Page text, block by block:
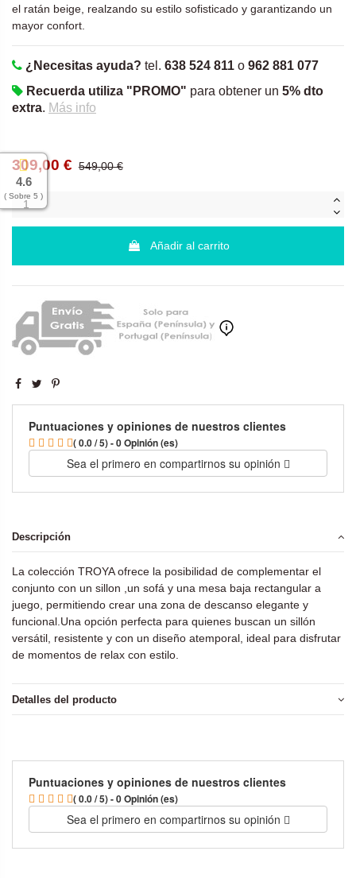
4.6
( Sobre 5 )
el ratán beige, realzando su estilo sofisticado y garantizando un
mayor confort.
¿Necesitas ayuda? tel. 638 524 811 o 962 881 077
Recuerda utiliza "PROMO" para obtener un 5% dto
extra. Más info
309,00 € 549,00 €
Añadir al carrito
Puntuaciones y opiniones de nuestros clientes
( 0.0 / 5) - 0 Opinión (es)
Sea el primero en compartirnos su opinión
Descripción
La colección TROYA ofrece la posibilidad de complementar el
conjunto con un sillon ,un sofá y una mesa baja rectangular a
juego, permitiendo crear una zona de descanso elegante y
funcional.Una opción perfecta para quienes buscan un sillón
versátil, resistente y con un diseño atemporal, ideal para disfrutar
de momentos de relax con estilo.
Detalles del producto
Puntuaciones y opiniones de nuestros clientes
( 0.0 / 5) - 0 Opinión (es)
Sea el primero en compartirnos su opinión